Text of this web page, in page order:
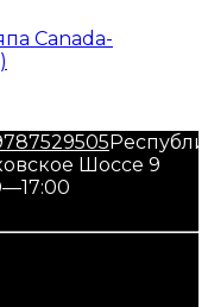
Canada-
Шоссе 9